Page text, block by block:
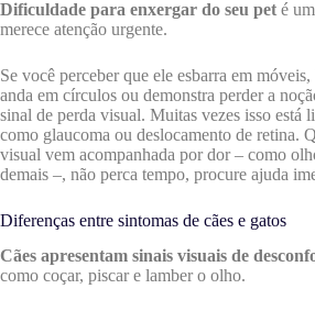
Dificuldade para enxergar do seu pet é
merece atenção urgente.
Se você perceber que ele esbarra em
anda em círculos ou demonstra perder a
sinal de perda visual. Muitas vezes isso está
como glaucoma ou deslocamento de retina.
visual vem acompanhada por dor – como
demais –, não perca tempo, procure ajuda
Diferenças entre sintomas de cães e gatos
Cães apresentam sinais visuais de
como coçar, piscar e lamber o olho.